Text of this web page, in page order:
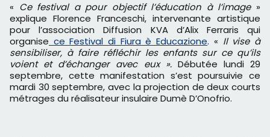
« Ce festival a pour objectif l’éducation à l’image»
explique Florence Franceschi, intervenante artistique
pour l’association Diffusion KVA d’Alix Ferraris qui
organise ce Festival di Fiura è Educazione. « Il vise à
sensibiliser, à faire réfléchir les enfants sur ce qu’ils
voient et d’échanger avec eux ». Débutée lundi 29
septembre, cette manifestation s’est poursuivie ce
mardi 30 septembre, avec la projection de deux courts
métrages du réalisateur insulaire Dumè D’Onofrio.